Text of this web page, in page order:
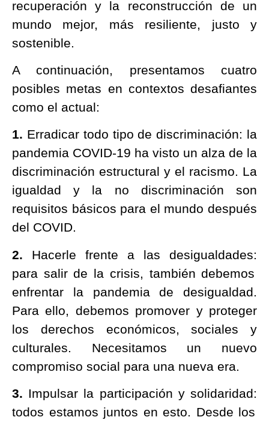
recuperación y la reconstrucción de un
mundo mejor, más resiliente, justo y
sostenible.
A continuación, presentamos cuatro
posibles metas en contextos desafiantes
como el actual:
1. Erradicar todo tipo de discriminación: la
pandemia COVID-19 ha visto un alza de la
discriminación estructural y el racismo. La
igualdad y la no discriminación son
requisitos básicos para el mundo después
del COVID.
2. Hacerle frente a las desigualdades:
para salir de la crisis, también debemos
enfrentar la pandemia de desigualdad.
Para ello, debemos promover y proteger
los derechos económicos, sociales y
culturales. Necesitamos un nuevo
compromiso social para una nueva era.
3. Impulsar la participación y solidaridad:
todos estamos juntos en esto. Desde los